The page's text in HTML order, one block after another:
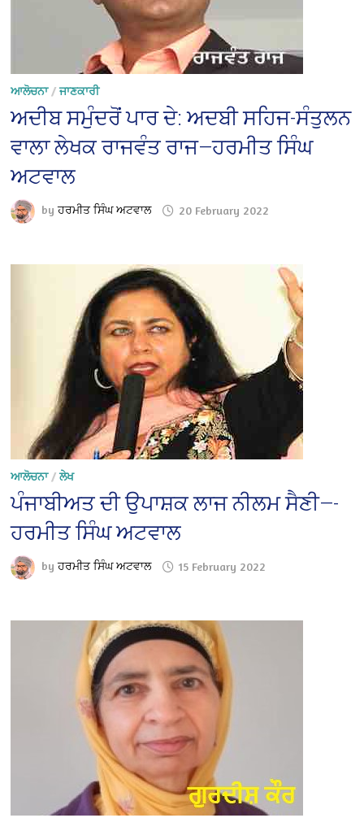
ਆਲੋਚਨਾ/ਜਾਣਕਾਰੀ
ਅਦੀਬ ਸਮੁੰਦਰੋਂ ਪਾਰ ਦੇ: ਅਦਬੀ ਸਹਿਜ-ਸੰਤੁਲਨ
ਵਾਲਾ ਲੇਖਕ ਰਾਜਵੰਤ ਰਾਜ—ਹਰਮੀਤ ਸਿੰਘ
ਅਟਵਾਲ
byਹਰਮੀਤ ਸਿੰਘ ਅਟਵਾਲ 20 February 2022
ਆਲੋਚਨਾ/ਲੇਖ
ਪੰਜਾਬੀਅਤ ਦੀ ਉਪਾਸ਼ਕ ਲਾਜ ਨੀਲਮ ਸੈਣੀ—-
ਹਰਮੀਤ ਸਿੰਘ ਅਟਵਾਲ
byਹਰਮੀਤ ਸਿੰਘ ਅਟਵਾਲ 15 February 2022